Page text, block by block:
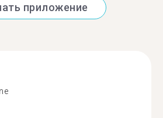
приложение